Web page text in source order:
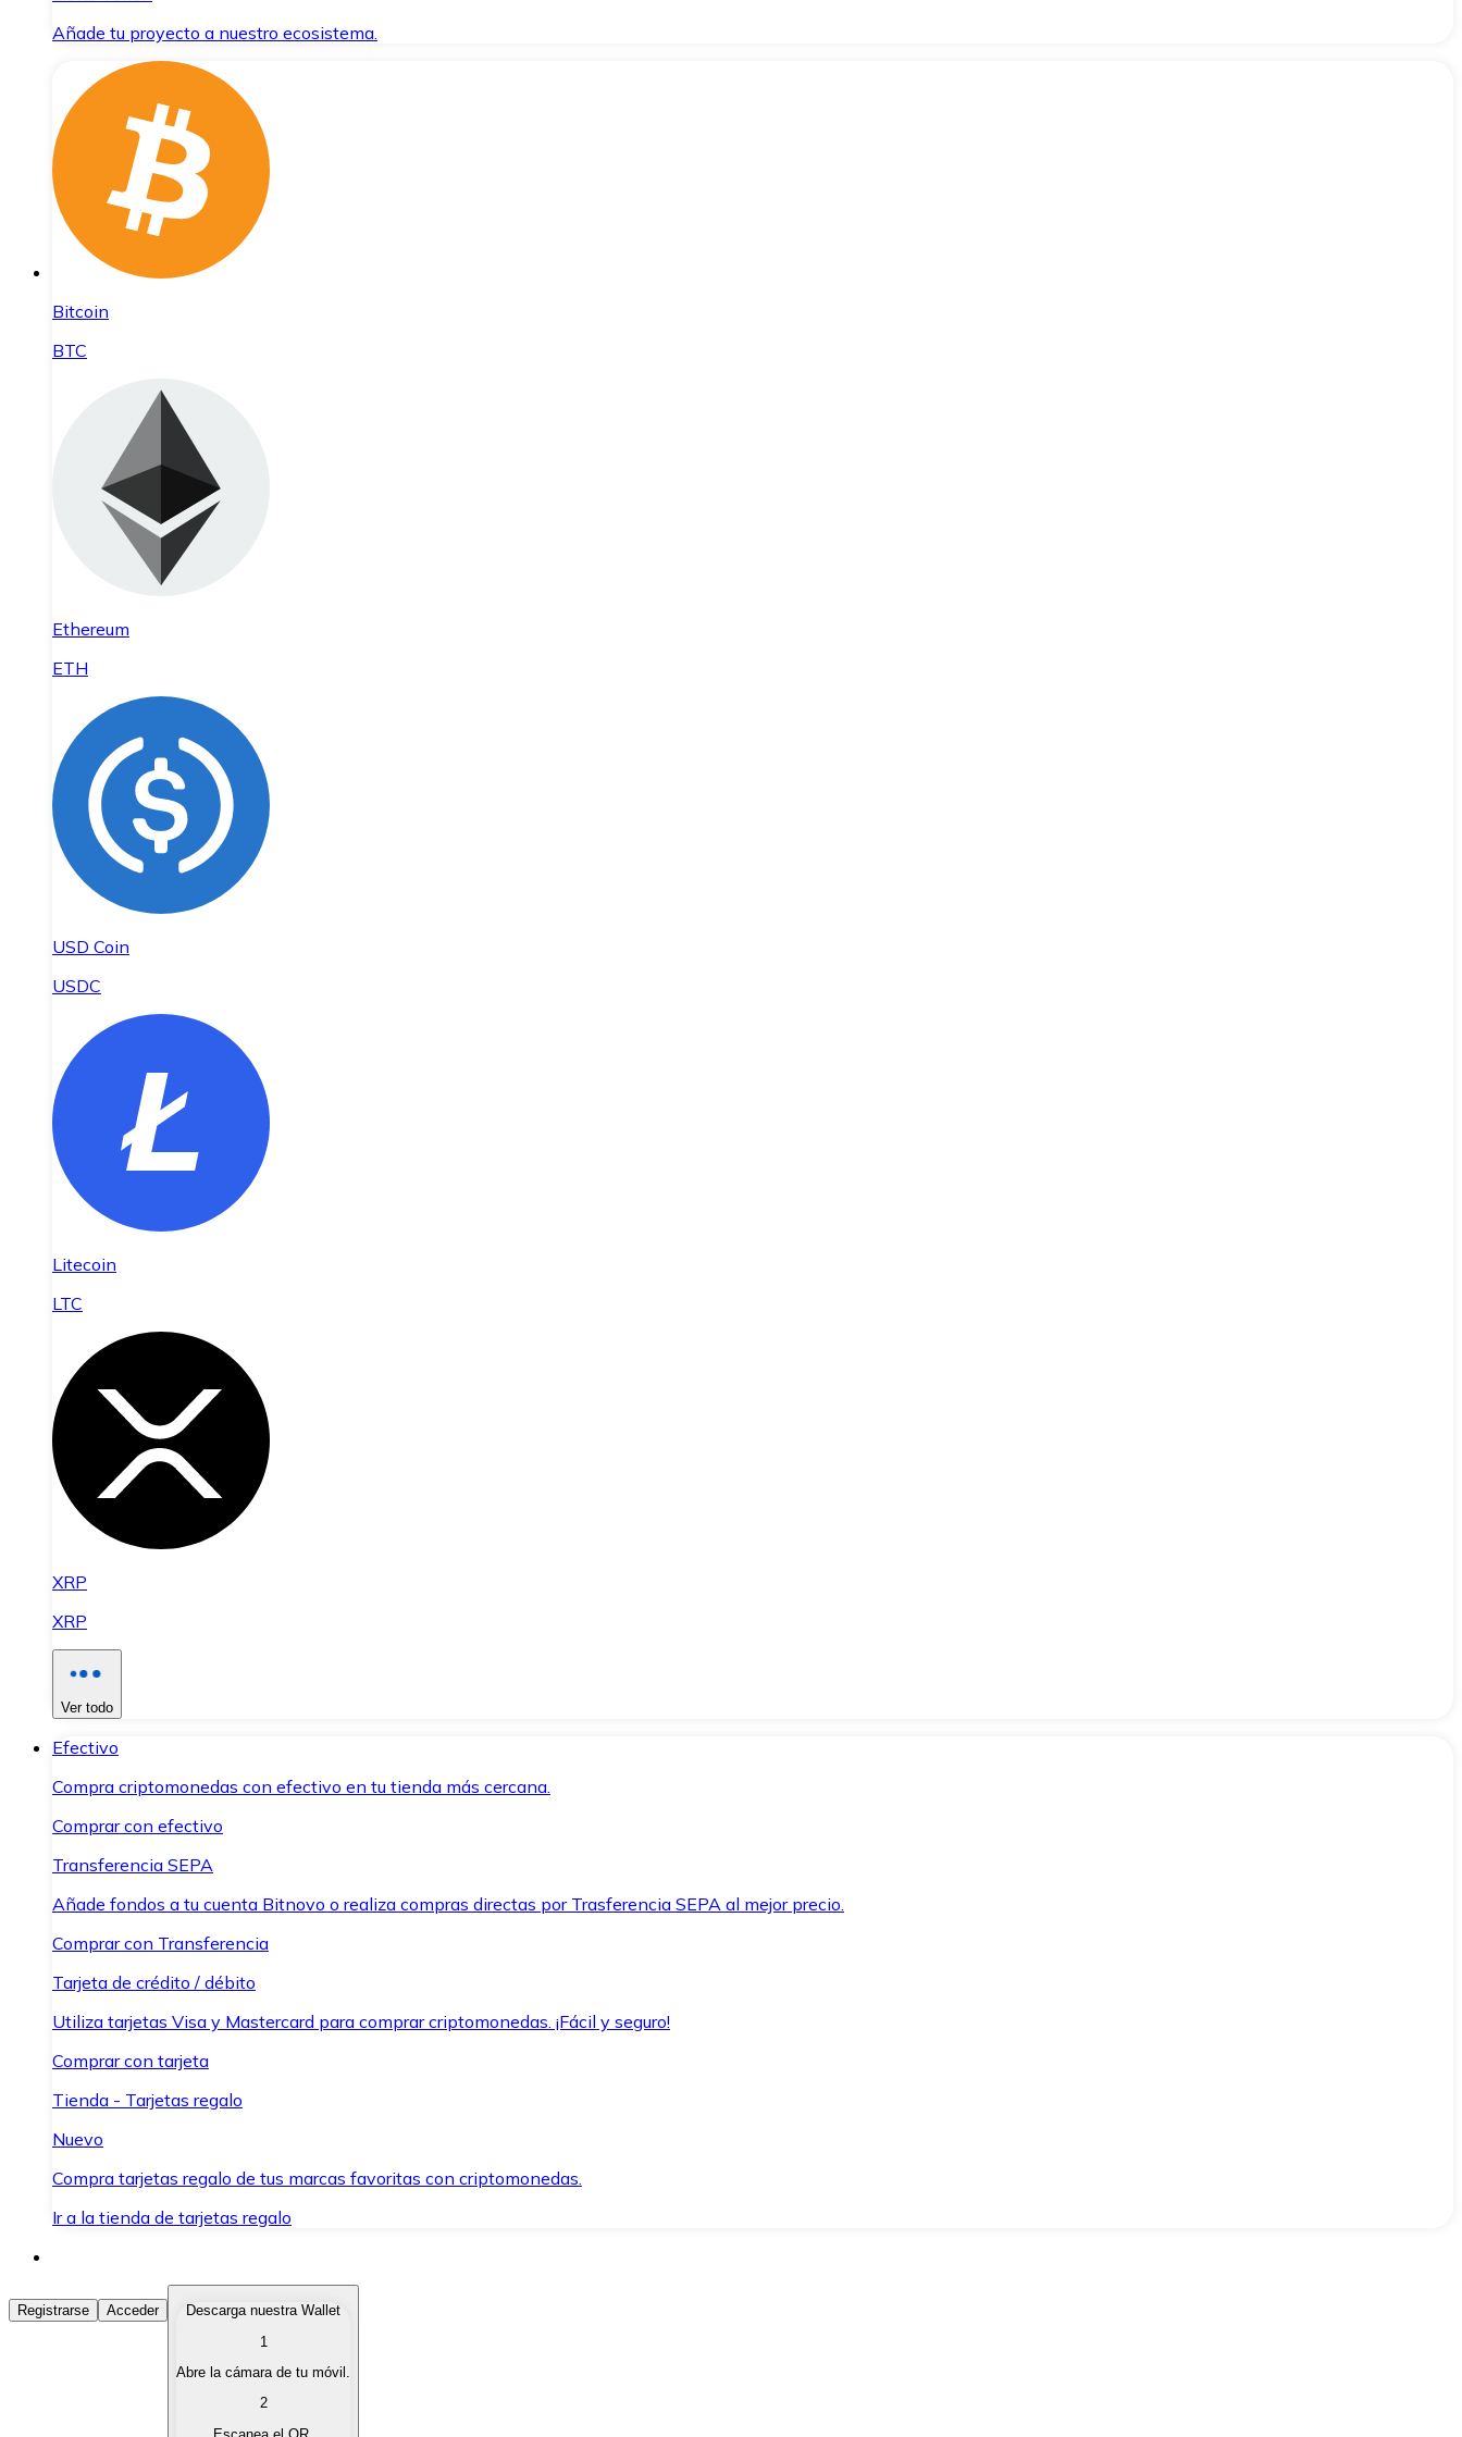
Añade tu proyecto a nuestro ecosistema.
Bitcoin
BTC
Ethereum
ETH
USD Coin
USDC
Litecoin
LTC
XRP
XRP
Ver todo
Efectivo
Compra criptomonedas con efectivo en tu tienda más cercana.
Comprar con efectivo
Transferencia SEPA
Añade fondos a tu cuenta Bitnovo o realiza compras directas por Trasferencia SEPA al mejor precio.
Comprar con Transferencia
Tarjeta de crédito / débito
Utiliza tarjetas Visa y Mastercard para comprar criptomonedas. ¡Fácil y seguro!
Comprar con tarjeta
Tienda - Tarjetas regalo
Nuevo
Compra tarjetas regalo de tus marcas favoritas con criptomonedas.
Ir a la tienda de tarjetas regalo
Comprar Criptomonedas
Compra criptomonedas con diferentes métodos de pago.
Vende tus criptomonedas de forma rápida y segura.
Registrarse Acceder
Descarga nuestra Wallet
1
Abre la cámara de tu móvil.
2